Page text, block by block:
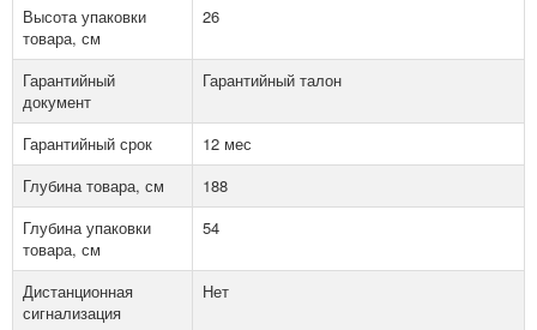
Высота упаковки
товара, см
26
Гарантийный
документ
Гарантийный талон
Гарантийный срок
12 мес
Глубина товара, см
188
Глубина упаковки
товара, см
54
Дистанционная
сигнализация
Нет